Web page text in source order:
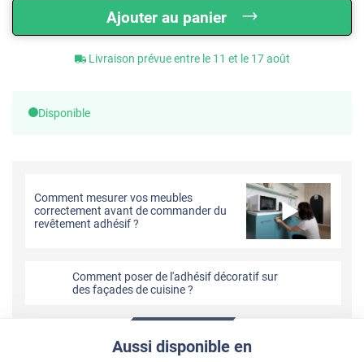
Ajouter au panier
Livraison prévue entre le 11 et le 17 août
Disponible
Comment mesurer vos meubles
correctement avant de commander du
revêtement adhésif ?
Comment poser de l'adhésif décoratif sur
des façades de cuisine ?
Aussi disponible en